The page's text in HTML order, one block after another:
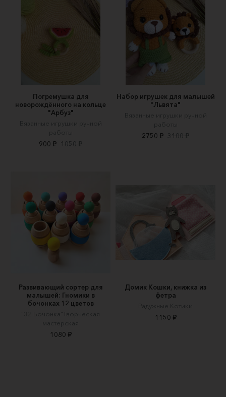
Погремушка для
новорождённого на кольце
"Арбуз"
Вязанные игрушки ручной
работы
900 ₽ 1050 ₽
Набор игрушек для малышей
"Львята"
Вязанные игрушки ручной
работы
2750 ₽ 3100 ₽
Развивающий сортер для
малышей: Гномики в
бочонках 12 цветов
"32 Бочонка"Творческая
мастерская
1080 ₽
Домик Кошки, книжка из
фетра
Радужные Котики
1150 ₽